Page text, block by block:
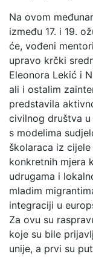
Na ovom
između 17. i 19.
će, vođeni
upravo krčki
Eleonora Lekić i
ali i ostalim
predstavila
civilnog društva
s modelima
školaraca iz
konkretnih mjera
udrugama i
mladim
integraciji u
Za ovu su
koje su bile
unije, a prvi su